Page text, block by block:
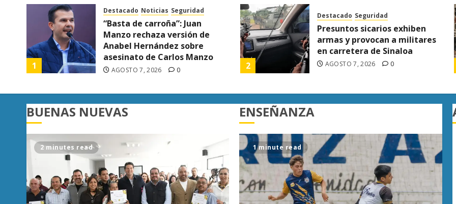
1
Destacado Noticias Seguridad
“Basta de carroña”: Juan
Manzo rechaza versión de
Anabel Hernández sobre
asesinato de Carlos Manzo
AGOSTO 7, 2026 0 2
Destacado Seguridad
Presuntos sicarios exhiben
armas y provocan a militares
en carretera de Sinaloa
AGOSTO 7, 2026 0
BUENAS NUEVAS
2 minutes read
ENSEÑANZA
1 minute read